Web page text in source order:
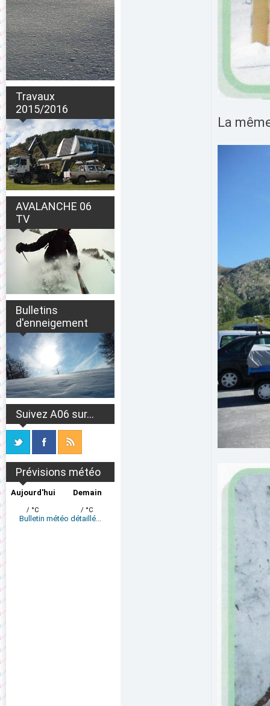
Travaux
2015/2016
AVALANCHE 06
TV
Bulletins
d'enneigement
Suivez A06 sur...
Prévisions météo
Aujourd'hui
/ °C
Demain
/ °C
Bulletin météo détaillé...
La